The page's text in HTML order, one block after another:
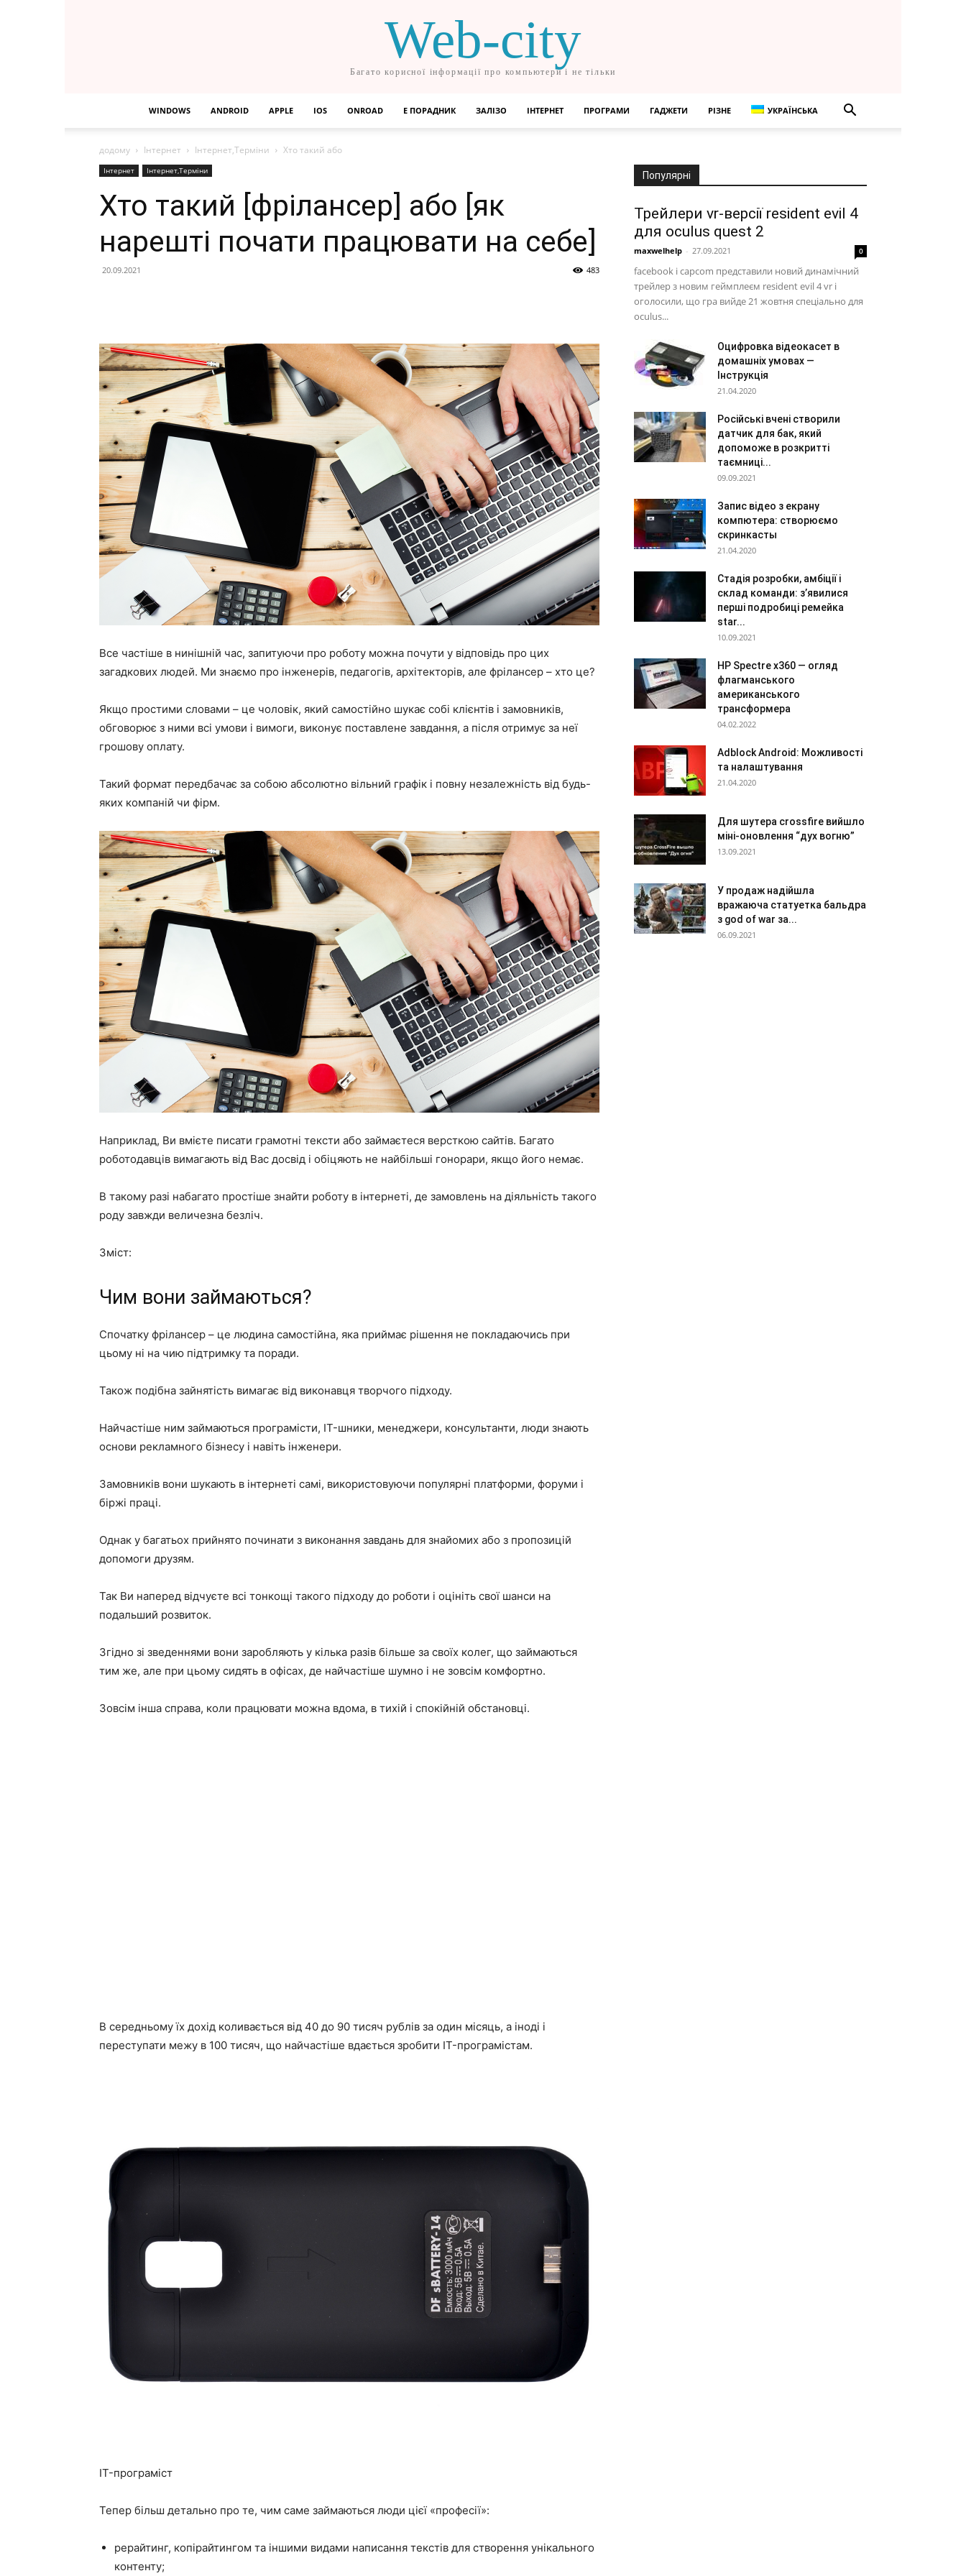
Web-city
Багато корисної інформації про компьютери і не тільки
WINDOWS ANDROID APPLE IOS ONROAD Е ПОРАДНИК ЗАЛІЗО ІНТЕРНЕТ ПРОГРАМИ ГАДЖЕТИ РІЗНЕ УКРАЇНСЬКА
додому Інтернет Інтернет,Терміни Хто такий або
Інтернет Інтернет,Терміни
Хто такий [фрілансер] або [як
нарешті почати працювати на себе]
20.09.2021 483
Все частіше в нинішній час, запитуючи про роботу можна почути у відповідь про цих
загадкових людей. Ми знаємо про інженерів, педагогів, архітекторів, але фрілансер – хто це?
Якщо простими словами – це чоловік, який самостійно шукає собі клієнтів і замовників,
обговорює з ними всі умови і вимоги, виконує поставлене завдання, а після отримує за неї
грошову оплату.
Такий формат передбачає за собою абсолютно вільний графік і повну незалежність від будь-
яких компаній чи фірм.
Наприклад, Ви вмієте писати грамотні тексти або займаєтеся версткою сайтів. Багато
роботодавців вимагають від Вас досвід і обіцяють не найбільші гонорари, якщо його немає.
В такому разі набагато простіше знайти роботу в інтернеті, де замовлень на діяльність такого
роду завжди величезна безліч.
Зміст:
Чим вони займаються?
Спочатку фрілансер – це людина самостійна, яка приймає рішення не покладаючись при
цьому ні на чию підтримку та поради.
Також подібна зайнятість вимагає від виконавця творчого підходу.
Найчастіше ним займаються програмісти, IT-шники, менеджери, консультанти, люди знають
основи рекламного бізнесу і навіть інженери.
Замовників вони шукають в інтернеті самі, використовуючи популярні платформи, форуми і
біржі праці.
Однак у багатьох прийнято починати з виконання завдань для знайомих або з пропозицій
допомоги друзям.
Так Ви наперед відчуєте всі тонкощі такого підходу до роботи і оцініть свої шанси на
подальший розвиток.
Згідно зі зведеннями вони заробляють у кілька разів більше за своїх колег, що займаються
тим же, але при цьому сидять в офісах, де найчастіше шумно і не зовсім комфортно.
Зовсім інша справа, коли працювати можна вдома, в тихій і спокійній обстановці.
В середньому їх дохід коливається від 40 до 90 тисяч рублів за один місяць, а іноді і
переступати межу в 100 тисяч, що найчастіше вдається зробити IT-програмістам.
IT-програміст
Тепер більш детально про те, чим саме займаються люди цієї «професії»:
рерайтинг, копірайтингом та іншими видами написання текстів для створення унікального
контенту;
Популярні
Трейлери vr-версії resident evil 4
для oculus quest 2
maxwelhelp - 27.09.2021 0
facebook і capcom представили новий динамічний
трейлер з новим геймплеєм resident evil 4 vr і
оголосили, що гра вийде 21 жовтня спеціально для
oculus...
Оцифровка відеокасет в
домашніх умовах —
Інструкція
21.04.2020
Російські вчені створили
датчик для бак, який
допоможе в розкритті
таємниці...
09.09.2021
Запис відео з екрану
компютера: створюємо
скринкасты
21.04.2020
Стадія розробки, амбіції і
склад команди: з’явилися
перші подробиці ремейка
star...
10.09.2021
HP Spectre x360 — огляд
флагманського
американського
трансформера
04.02.2022
Adblock Android: Можливості
та налаштування
21.04.2020
Для шутера crossfire вийшло
міні-оновлення “дух вогню”
13.09.2021
У продаж надійшла
вражаюча статуетка бальдра
з god of war за...
06.09.2021